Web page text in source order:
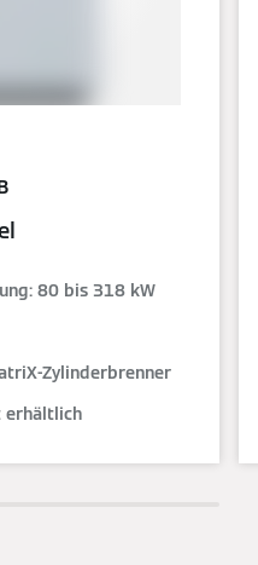
80 bis 318 kW
Zylinderbrenner
erhältlich